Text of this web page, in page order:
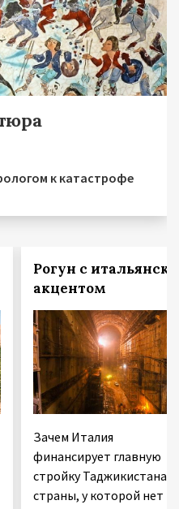
к катастрофе
Рогун с
акцентом
Зачем Италия
финансирует главную
стройку Таджикистана —
страны, у которой нет